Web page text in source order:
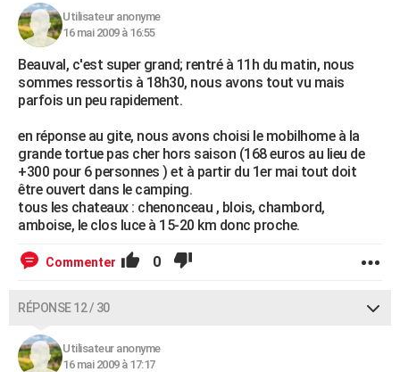
Utilisateur anonyme
16 mai 2009 à 16:55
Beauval, c'est super grand; rentré à 11h du matin, nous
sommes ressortis à 18h30, nous avons tout vu mais
parfois un peu rapidement.
en réponse au gite, nous avons choisi le mobilhome à la
grande tortue pas cher hors saison (168 euros au lieu de
+300 pour 6 personnes ) et à partir du 1er mai tout doit
être ouvert dans le camping.
tous les chateaux : chenonceau , blois, chambord,
amboise, le clos luce à 15-20 km donc proche.
Commenter 0
RÉPONSE 12 / 30
Utilisateur anonyme
16 mai 2009 à 17:17